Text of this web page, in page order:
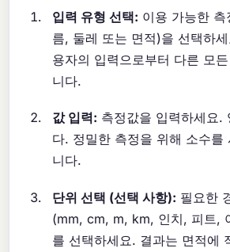
입력 유형 선택: 이용 가능한
름, 둘레 또는 면적)을 선택하
용자의 입력으로부터 다른 모
니다.
값 입력: 측정값을 입력하세요.
다. 정밀한 측정을 위해 소수를
니다.
단위 선택 (선택 사항): 필요한
(mm, cm, m, km, 인치, 피트,
를 선택하세요. 결과는 면적에